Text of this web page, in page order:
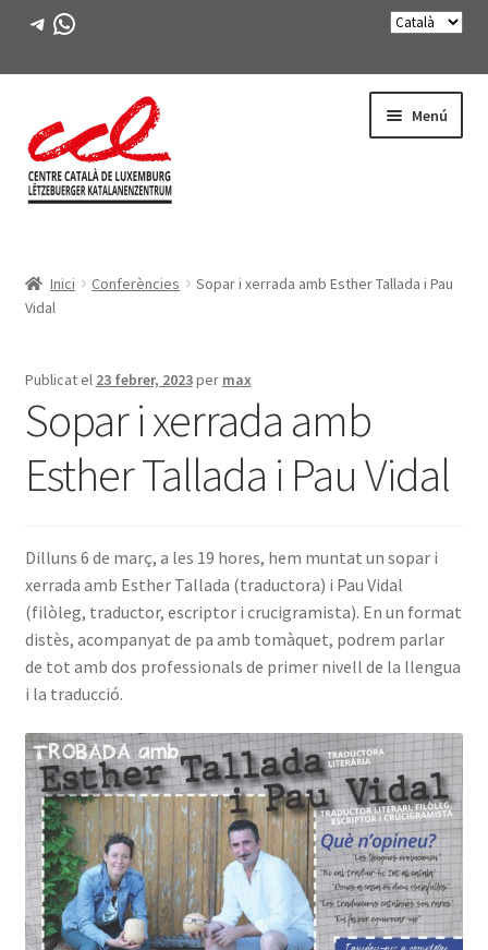
Telegram
WhatsApp
navegació
al
contingut
Menú
menú
ACTIVITATS
FES-TE SOCI
LLIBRE
Inici Conferències
Sopar i xerrada amb Esther Tallada i Pau
Vidal
Publicat el 23 febrer, 2023per max
Sopar i xerrada amb
Esther Tallada i Pau Vidal
Dilluns 6 de març, a les 19 hores, hem muntat un sopar i
xerrada amb Esther Tallada (traductora) i Pau Vidal
(filòleg, traductor, escriptor i crucigramista). En un format
distès, acompanyat de pa amb tomàquet, podrem parlar
de tot amb dos professionals de primer nivell de la llengua
i la traducció.